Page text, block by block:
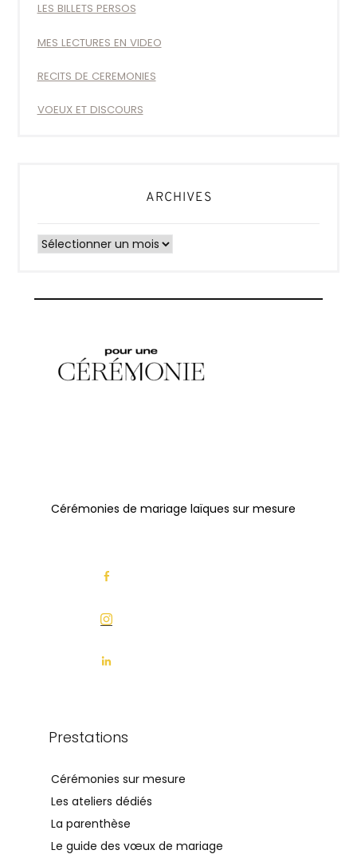
LES BILLETS PERSOS
MES LECTURES EN VIDEO
RECITS DE CEREMONIES
VOEUX ET DISCOURS
ARCHIVES
Archives
Cérémonies de mariage laïques sur mesure
Prestations
Cérémonies sur mesure
Les ateliers dédiés
La parenthèse
Le guide des vœux de mariage